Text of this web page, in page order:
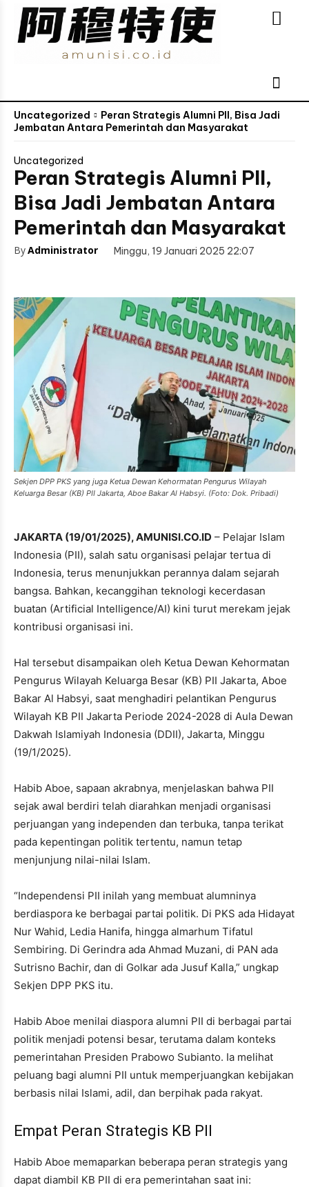
Uncategorized
Peran Strategis Alumni PII, Bisa Jadi
Jembatan Antara Pemerintah dan Masyarakat
Uncategorized
Peran Strategis Alumni PII,
Bisa Jadi Jembatan Antara
Pemerintah dan Masyarakat
ByAdministrator Minggu, 19 Januari 2025 22:07
Sekjen DPP PKS yang juga Ketua Dewan Kehormatan Pengurus Wilayah
Keluarga Besar (KB) PII Jakarta, Aboe Bakar Al Habsyi. (Foto: Dok. Pribadi)
JAKARTA (19/01/2025), AMUNISI.CO.ID – Pelajar Islam
Indonesia (PII), salah satu organisasi pelajar tertua di
Indonesia, terus menunjukkan perannya dalam sejarah
bangsa. Bahkan, kecanggihan teknologi kecerdasan
buatan (Artificial Intelligence/AI) kini turut merekam jejak
kontribusi organisasi ini.
Hal tersebut disampaikan oleh Ketua Dewan Kehormatan
Pengurus Wilayah Keluarga Besar (KB) PII Jakarta, Aboe
Bakar Al Habsyi, saat menghadiri pelantikan Pengurus
Wilayah KB PII Jakarta Periode 2024-2028 di Aula Dewan
Dakwah Islamiyah Indonesia (DDII), Jakarta, Minggu
(19/1/2025).
Habib Aboe, sapaan akrabnya, menjelaskan bahwa PII
sejak awal berdiri telah diarahkan menjadi organisasi
perjuangan yang independen dan terbuka, tanpa terikat
pada kepentingan politik tertentu, namun tetap
menjunjung nilai-nilai Islam.
“Independensi PII inilah yang membuat alumninya
berdiaspora ke berbagai partai politik. Di PKS ada Hidayat
Nur Wahid, Ledia Hanifa, hingga almarhum Tifatul
Sembiring. Di Gerindra ada Ahmad Muzani, di PAN ada
Sutrisno Bachir, dan di Golkar ada Jusuf Kalla,” ungkap
Sekjen DPP PKS itu.
Habib Aboe menilai diaspora alumni PII di berbagai partai
politik menjadi potensi besar, terutama dalam konteks
pemerintahan Presiden Prabowo Subianto. Ia melihat
peluang bagi alumni PII untuk memperjuangkan kebijakan
berbasis nilai Islami, adil, dan berpihak pada rakyat.
Empat Peran Strategis KB PII
Habib Aboe memaparkan beberapa peran strategis yang
dapat diambil KB PII di era pemerintahan saat ini: